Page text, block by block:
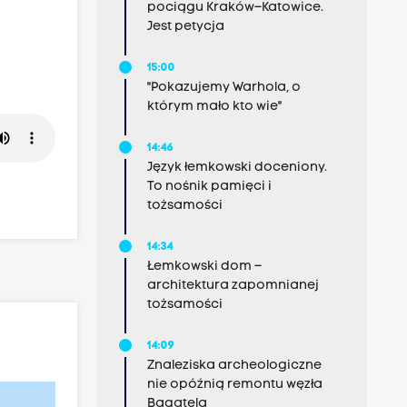
pociągu Kraków–Katowice.
Jest petycja
15:00
"Pokazujemy Warhola, o
którym mało kto wie"
14:46
Język łemkowski doceniony.
To nośnik pamięci i
tożsamości
14:34
Łemkowski dom –
architektura zapomnianej
tożsamości
14:09
Znaleziska archeologiczne
nie opóźnią remontu węzła
Bagatela